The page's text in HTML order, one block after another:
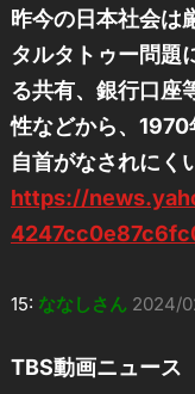
昨今の日本社会は
タルタトゥー問題
る共有、銀行口座
性などから、1970
自首がなされにく
https://
15: ななしさん 2024/
TBS動画ニュース